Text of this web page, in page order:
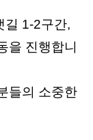
길 1-2구간,
을 진행합니
들의 소중한